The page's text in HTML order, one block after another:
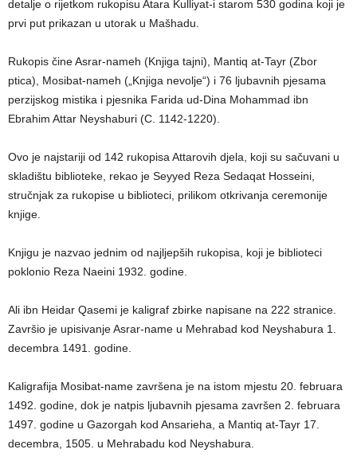
detalje o rijetkom rukopisu Atara Kulliyat-i starom 530 godina koji je
prvi put prikazan u utorak u Mašhadu.
Rukopis čine Asrar-nameh (Knjiga tajni), Mantiq at-Tayr (Zbor
ptica), Mosibat-nameh („Knjiga nevolje“) i 76 ljubavnih pjesama
perzijskog mistika i pjesnika Farida ud-Dina Mohammad ibn
Ebrahim Attar Neyshaburi (C. 1142-1220).
Ovo je najstariji od 142 rukopisa Attarovih djela, koji su sačuvani u
skladištu biblioteke, rekao je Seyyed Reza Sedaqat Hosseini,
stručnjak za rukopise u biblioteci, prilikom otkrivanja ceremonije
knjige.
Knjigu je nazvao jednim od najljepših rukopisa, koji je biblioteci
poklonio Reza Naeini 1932. godine.
Ali ibn Heidar Qasemi je kaligraf zbirke napisane na 222 stranice.
Završio je upisivanje Asrar-name u Mehrabad kod Neyshabura 1.
decembra 1491. godine.
Kaligrafija Mosibat-name završena je na istom mjestu 20. februara
1492. godine, dok je natpis ljubavnih pjesama završen 2. februara
1497. godine u Gazorgah kod Ansarieha, a Mantiq at-Tayr 17.
decembra, 1505. u Mehrabadu kod Neyshabura.